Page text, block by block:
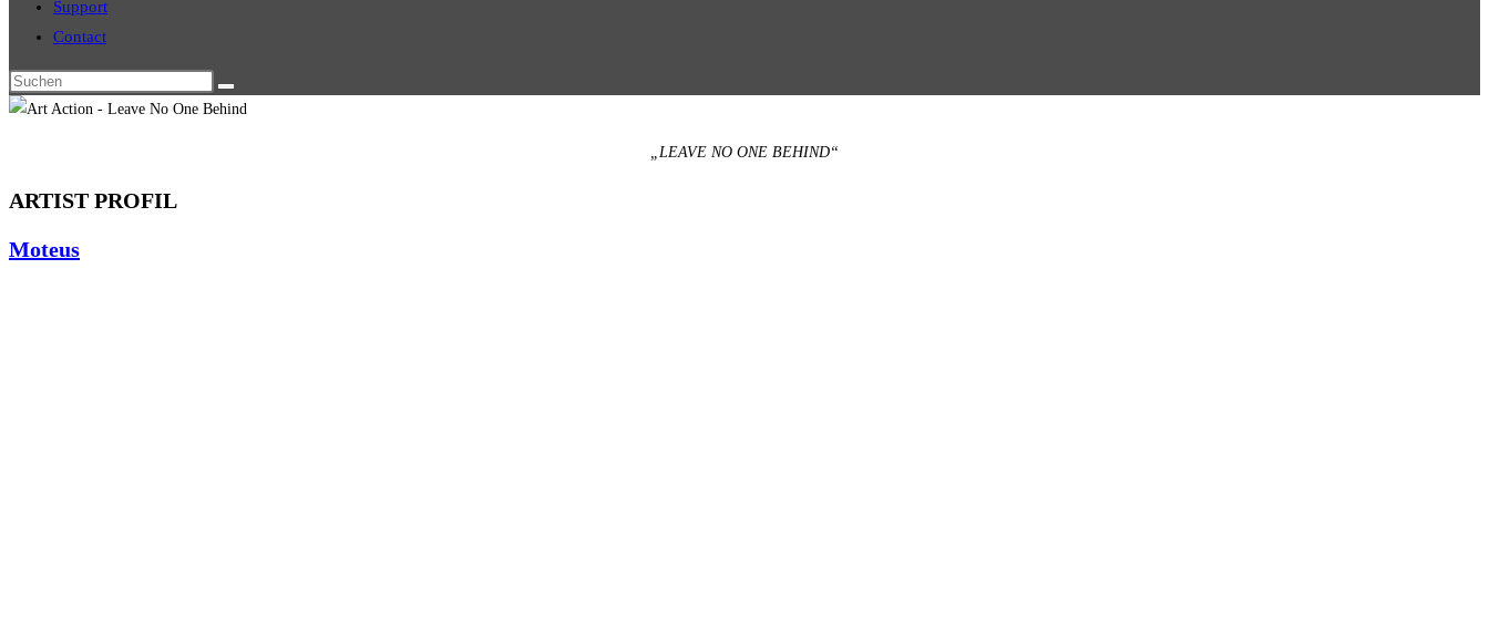
Support
Contact
„LEAVE NO ONE BEHIND“
ARTIST PROFIL
Moteus